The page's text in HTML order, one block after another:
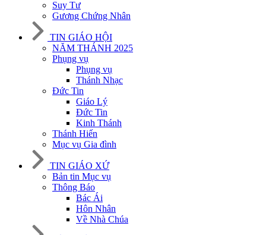
Suy Tư
Gương Chứng Nhân
TIN GIÁO HỘI
NĂM THÁNH 2025
Phụng vụ
Phụng vụ
Thánh Nhạc
Đức Tin
Giáo Lý
Đức Tin
Kinh Thánh
Thánh Hiến
Mục vụ Gia đình
TIN GIÁO XỨ
Bản tin Mục vụ
Thông Báo
Bác Ái
Hôn Nhân
Về Nhà Chúa